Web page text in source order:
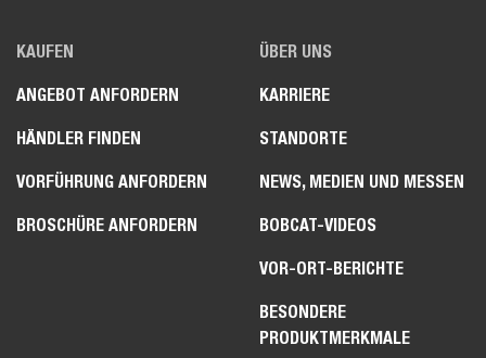
KAUFEN
ANGEBOT ANFORDERN
HÄNDLER FINDEN
VORFÜHRUNG ANFORDERN
BROSCHÜRE ANFORDERN
ÜBER UNS
KARRIERE
STANDORTE
NEWS, MEDIEN UND MESSEN
BOBCAT-VIDEOS
VOR-ORT-BERICHTE
BESONDERE
PRODUKTMERKMALE